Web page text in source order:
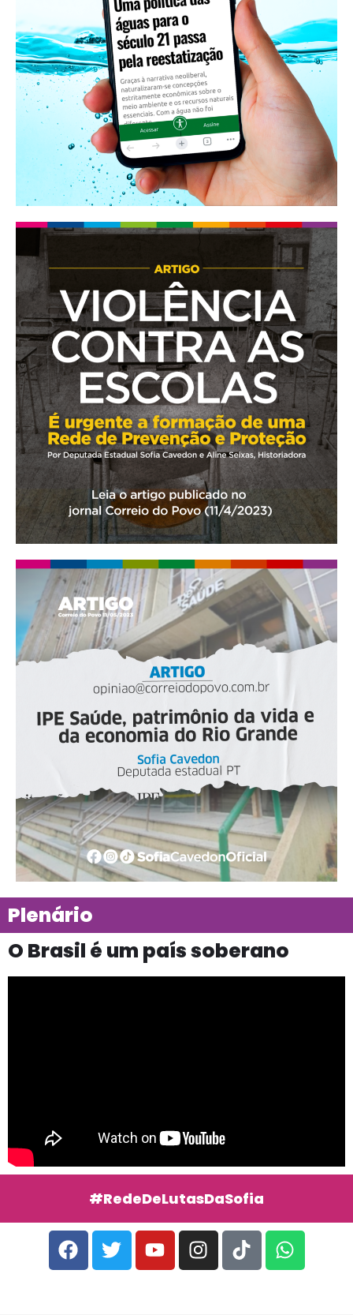
Plenário
O Brasil é um país soberano
#RedeDeLutasDaSofia